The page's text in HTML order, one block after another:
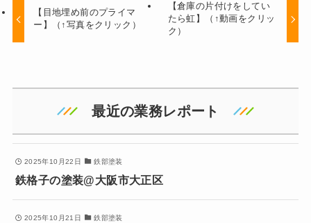
【目地埋め前のプライマ
ー】（↑写真をクリック）
【倉庫の片付けをしてい
たら虹】（↑動画をクリッ
ク）
最近の業務レポート
2025年10月22日 鉄部塗装
鉄格子の塗装@大阪市大正区
2025年10月21日 鉄部塗装